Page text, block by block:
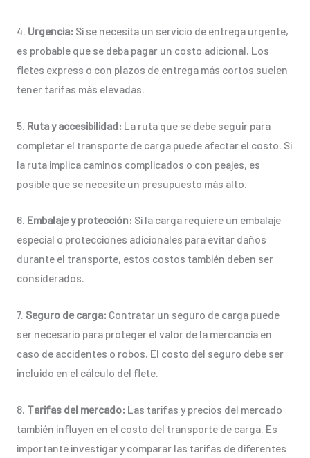
4. Urgencia: Si se necesita un servicio de entrega urgente,
es probable que se deba pagar un costo adicional. Los
fletes express o con plazos de entrega más cortos suelen
tener tarifas más elevadas.
5. Ruta y accesibilidad: La ruta que se debe seguir para
completar el transporte de carga puede afectar el costo. Si
la ruta implica caminos complicados o con peajes, es
posible que se necesite un presupuesto más alto.
6. Embalaje y protección: Si la carga requiere un embalaje
especial o protecciones adicionales para evitar daños
durante el transporte, estos costos también deben ser
considerados.
7. Seguro de carga: Contratar un seguro de carga puede
ser necesario para proteger el valor de la mercancía en
caso de accidentes o robos. El costo del seguro debe ser
incluido en el cálculo del flete.
8. Tarifas del mercado: Las tarifas y precios del mercado
también influyen en el costo del transporte de carga. Es
importante investigar y comparar las tarifas de diferentes